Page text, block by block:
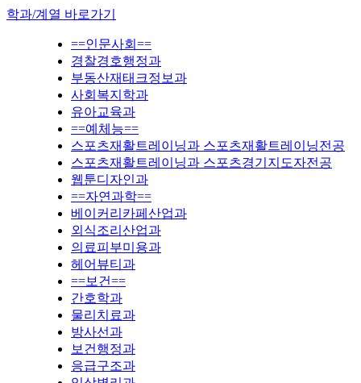
학과/계열 바로가기
==인문사회==
경찰경호행정과
부동산재태크정보과
사회복지학과
유아교육과
==예체능==
스포츠재활트레이닝과 스포츠재활트레이닝전공
스포츠재활트레이닝과 스포츠경기지도자전공
웹툰디자인과
==자연과학==
베이커리카페산업과
외식조리산업과
의료피부미용과
헤어뷰티과
==보건==
간호학과
물리치료과
방사선과
보건행정과
응급구조과